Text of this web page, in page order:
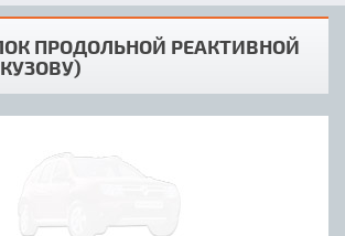
ПРОДОЛЬНОЙ РЕАКТИВНОЙ